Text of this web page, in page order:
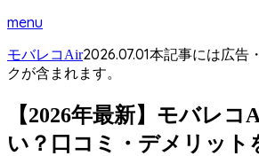
menu
モバレコAir2026.07.01本記事には広告
クが含まれます。
【2026年最新】モバレ
い？口コミ・デメリット